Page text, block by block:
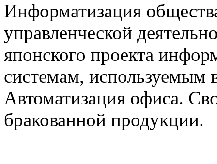
Информатизация
управленческой
японского проекта
системам, используемым
Автоматизация офиса.
бракованной продукции.